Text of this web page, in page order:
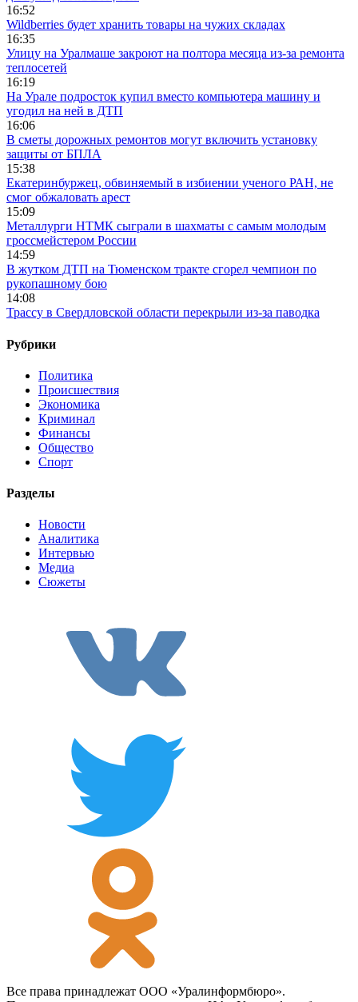
16:52
Wildberries будет хранить товары на чужих складах
16:35
Улицу на Уралмаше закроют на полтора месяца из-за ремонта
теплосетей
16:19
На Урале подросток купил вместо компьютера машину и
угодил на ней в ДТП
16:06
В сметы дорожных ремонтов могут включить установку
защиты от БПЛА
15:38
Екатеринбуржец, обвиняемый в избиении ученого РАН, не
смог обжаловать арест
15:09
Металлурги НТМК сыграли в шахматы с самым молодым
гроссмейстером России
14:59
В жутком ДТП на Тюменском тракте сгорел чемпион по
рукопашному бою
14:08
Трассу в Свердловской области перекрыли из-за паводка
Рубрики
Политика
Происшествия
Экономика
Криминал
Финансы
Общество
Спорт
Разделы
Новости
Аналитика
Интервью
Медиа
Сюжеты
Все права принадлежат ООО «Уралинформбюро».